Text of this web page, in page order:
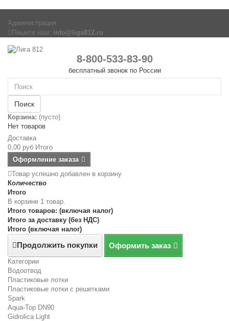
Администрация
Пишите нам: info@liga812.ru
8-800-533-83-90
бесплатный звонок по России
Поиск
Корзина: (пусто)
Нет товаров
Доставка
0,00 руб Итого
Оформление заказа
Товар успешно добавлен в корзину
Количество
Итого
В корзине 1 товар.
Итого товаров: (включая налог)
Итого за доставку (без НДС)
Итого (включая налог)
Продолжить покупки Оформить заказ
Категории
Водоотвод
Пластиковые лотки
Пластиковые лотки с решетками
Spark
Aqua-Top DN90
Gidrolica Light